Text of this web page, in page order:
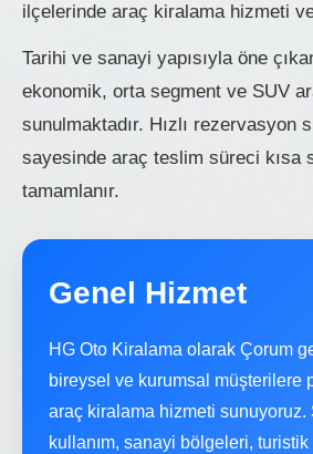
ilçelerinde araç kiralama hizmeti
Tarihi ve sanayi yapısıyla öne
ekonomik, orta segment ve SUV
sunulmaktadır. Hızlı rezervasyon
sayesinde araç teslim süreci kısa
tamamlanır.
Genel Hizmet
HG Oto Kiralama olarak Çorum
bireysel ve kurumsal müşterilere
araç kiralama hizmeti sunuyoruz.
kullanım, sanayi bölgeleri,